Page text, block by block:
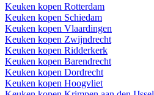
Keuken kopen Rotterdam
Keuken kopen Schiedam
Keuken kopen Vlaardingen
Keuken kopen Zwijndrecht
Keuken kopen Ridderkerk
Keuken kopen Barendrecht
Keuken kopen Dordrecht
Keuken kopen Hoogvliet